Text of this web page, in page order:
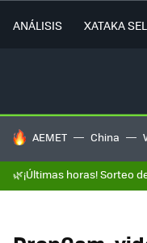
ANÁLISIS XATAKA
HOY SE HABLA DE
AEMET China
🌿¡Últimas horas! Sorteo